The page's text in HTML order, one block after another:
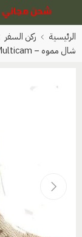
شحن مجاني
الرئيسية ركن السفر
شال مموه – Alpha Tactical Sniper Veil US Multicam